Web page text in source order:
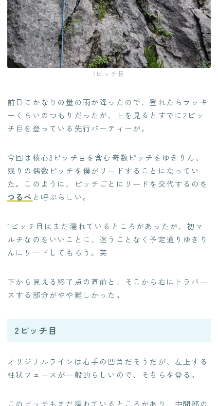
1ピッチ目
前日にかなりの量の雨が降ったので、登れたらラッキ
ーくらいのつもりだったが、上を見るとすでに2ピッ
チ目を登っている先行パーティーが。
今回は核心3ピッチ目を含む奇数ピッチをゆきりん、
残りの偶数ピッチを僕がリードすることになってい
た。このように、ピッチごとにリードを交代するのを
つるべ と呼ぶらしい。
1ピッチ目はまだ濡れているところがあったが、初マ
ルチなのをいいことに、迷うことなく予定通りゆきり
んにリードしてもらう。笑
下から見える終了点の直前と、そこから右にトラバー
スする部分がやや難しかった。
2ピッチ目
オリジナルラインは右手の凹角だそうだが、左上する
柱状フェースが一般的らしいので、そちらを登る。
このピッチもまだ濡れているところがあり、中間部の